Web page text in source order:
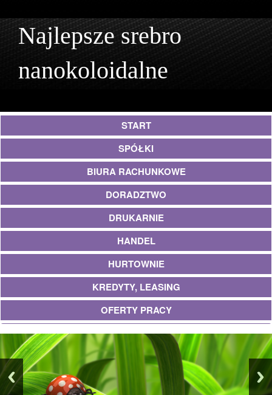
Najlepsze srebro
nanokoloidalne
START
SPÓŁKI
BIURA RACHUNKOWE
DORADZTWO
DRUKARNIE
HANDEL
HURTOWNIE
KREDYTY, LEASING
OFERTY PRACY
UBEZPIECZENIA
EKOLOGIA
BANKI, PRZELEWY, WALUTY, KANTORY